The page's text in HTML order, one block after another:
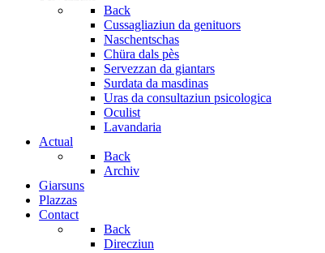
Back
Cussagliaziun da genituors
Naschentschas
Chüra dals pès
Servezzan da giantars
Surdata da masdinas
Uras da consultaziun psicologica
Oculist
Lavandaria
Actual
Back
Archiv
Giarsuns
Plazzas
Contact
Back
Direcziun